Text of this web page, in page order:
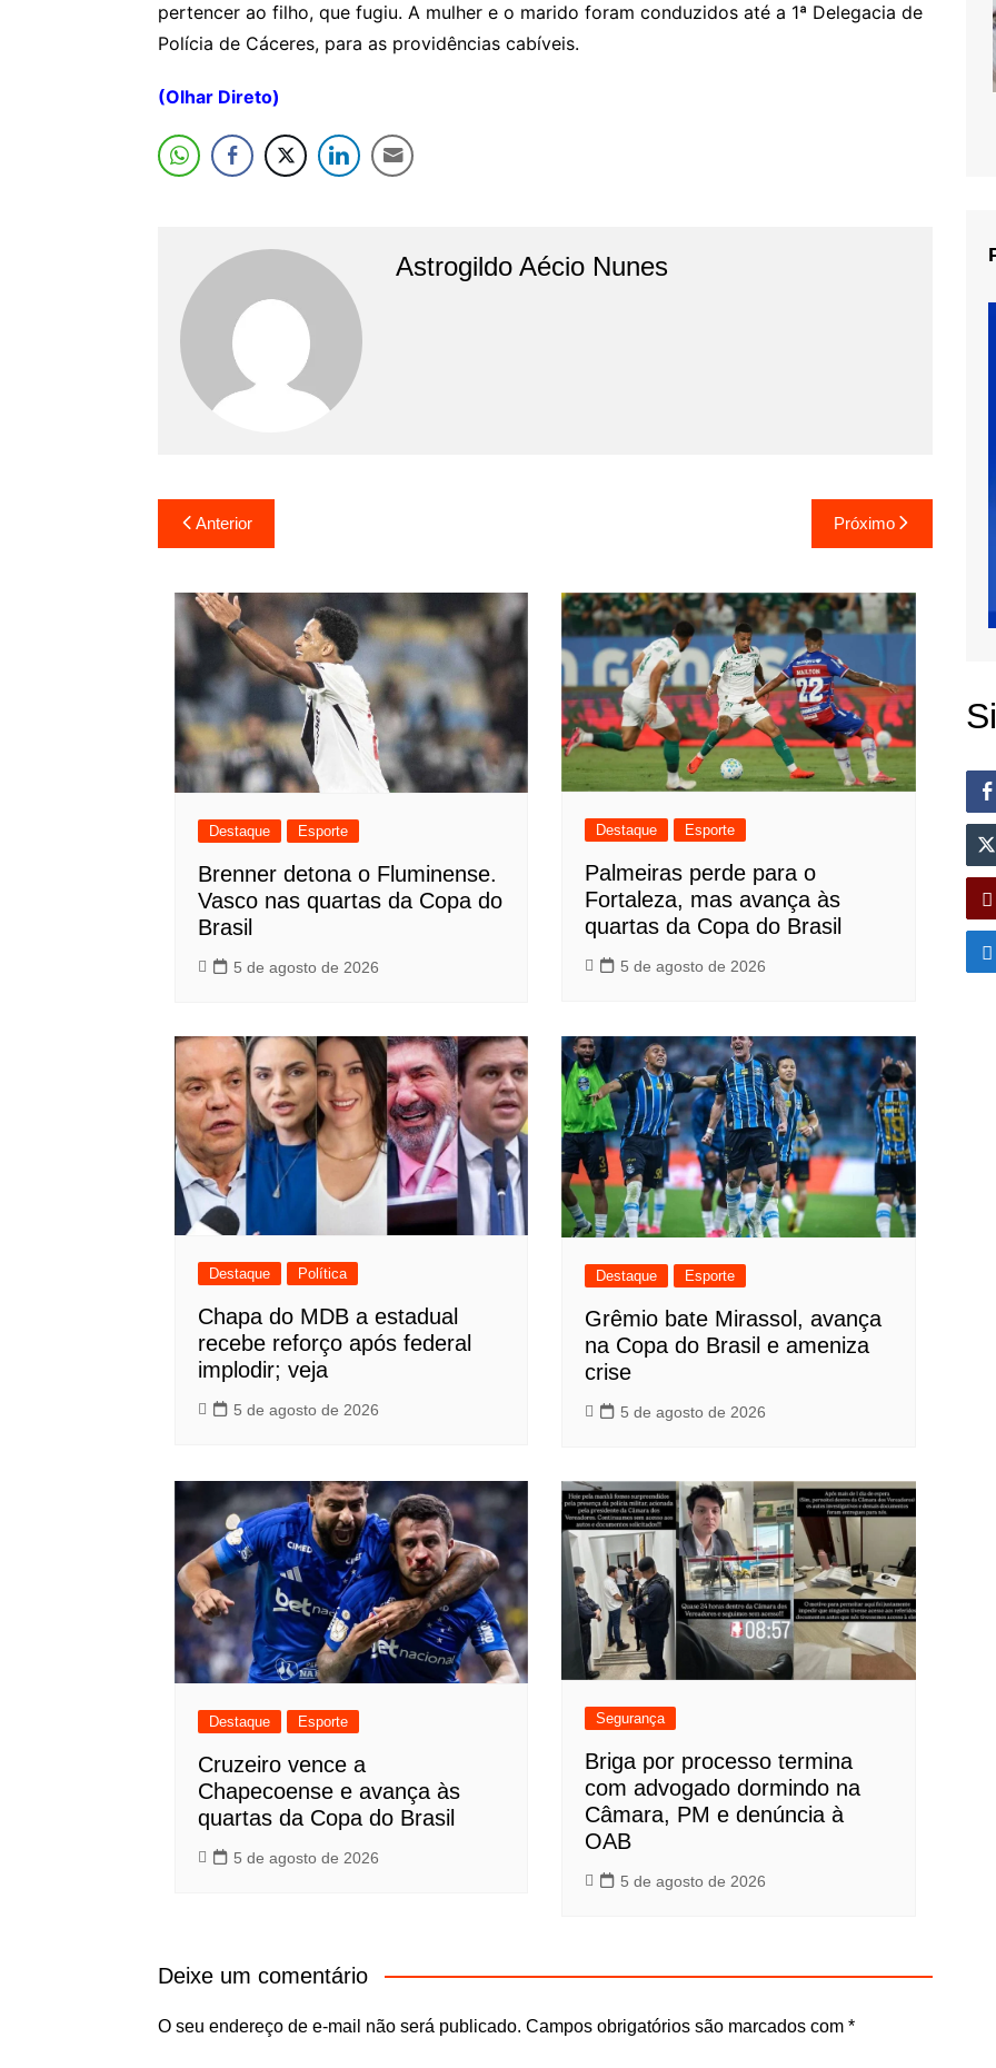
pertencer ao filho, que fugiu. A mulher e o marido foram conduzidos até a 1ª Delegacia de
Polícia de Cáceres, para as providências cabíveis.
(Olhar Direto)
Astrogildo Aécio Nunes
Navegação
de
Post
Anterior Próximo
Destaque Esporte
Brenner detona o Fluminense.
Vasco nas quartas da Copa do
Brasil
5 de agosto de 2026
Destaque Esporte
Palmeiras perde para o
Fortaleza, mas avança às
quartas da Copa do Brasil
5 de agosto de 2026
Destaque Política
Chapa do MDB a estadual
recebe reforço após federal
implodir; veja
5 de agosto de 2026
Destaque Esporte
Grêmio bate Mirassol, avança
na Copa do Brasil e ameniza
crise
5 de agosto de 2026
Destaque Esporte
Cruzeiro vence a
Chapecoense e avança às
quartas da Copa do Brasil
5 de agosto de 2026
Segurança
Briga por processo termina
com advogado dormindo na
Câmara, PM e denúncia à
OAB
5 de agosto de 2026
Deixe um comentário
O seu endereço de e-mail não será publicado. Campos obrigatórios são marcados com *